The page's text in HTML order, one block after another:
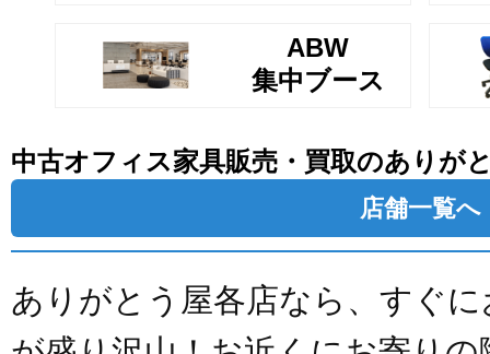
ABW
集中ブース
中古オフィス家具販売・買取のありが
店舗一覧へ
ありがとう屋各店なら、すぐ